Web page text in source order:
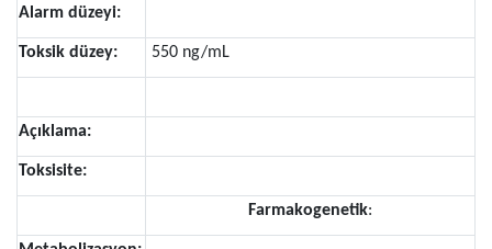
Alarm düzeyi:
Toksik düzey: 550 ng/mL
Açıklama:
Toksisite:
Farmakogenetik: